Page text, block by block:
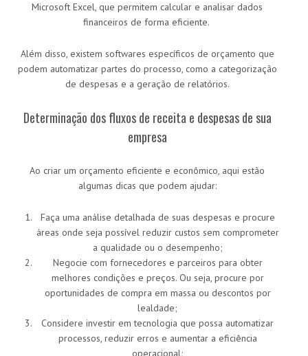
Microsoft Excel, que permitem calcular e analisar dados
financeiros de forma eficiente.
Além disso, existem softwares específicos de orçamento que
podem automatizar partes do processo, como a categorização
de despesas e a geração de relatórios.
Determinação dos fluxos de receita e despesas de sua
empresa
Ao criar um orçamento eficiente e econômico, aqui estão
algumas dicas que podem ajudar:
Faça uma análise detalhada de suas despesas e procure
áreas onde seja possível reduzir custos sem comprometer
a qualidade ou o desempenho;
Negocie com fornecedores e parceiros para obter
melhores condições e preços. Ou seja, procure por
oportunidades de compra em massa ou descontos por
lealdade;
Considere investir em tecnologia que possa automatizar
processos, reduzir erros e aumentar a eficiência
operacional;